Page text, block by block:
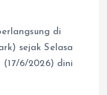
di
sejak Selasa
(17/6/2026) dini